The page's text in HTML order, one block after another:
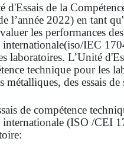
d'Essais de la
l’année 2022) en tant
les performances
internationale(iso/IEC
laboratoires. L’Unité
technique pour les
métalliques, des essais
de compétence
internationale (ISO /CEI